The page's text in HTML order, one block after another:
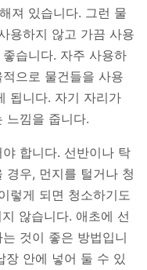
져 있습니다. 그런 물
용하지 않고 가끔 사용
습니다. 자주 사용하
으로 물건들을 사용
됩니다. 자기 자리가
느낌을 줍니다.
합니다. 선반이나 탁
경우, 먼지를 털거나 청
렇게 되면 청소하기도
않습니다. 애초에 선
것이 좋은 방법입니
장 안에 넣어 둘 수 있